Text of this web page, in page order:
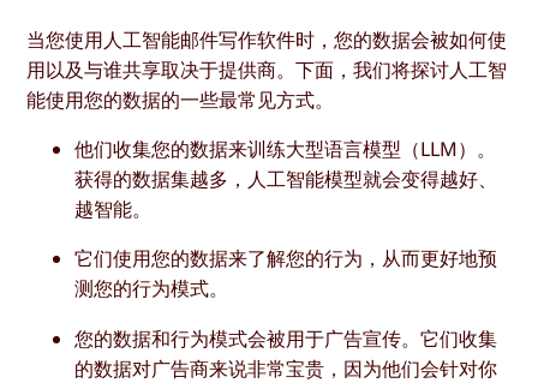
当您使用人工智能邮件写作软件时，您的数据会被如何使
用以及与谁共享取决于提供商。下面，我们将探讨人工智
能使用您的数据的一些最常见方式。
他们收集您的数据来训练大型语言模型（LLM）。
获得的数据集越多，人工智能模型就会变得越好、
越智能。
它们使用您的数据来了解您的行为，从而更好地预
测您的行为模式。
您的数据和行为模式会被用于广告宣传。它们收集
的数据对广告商来说非常宝贵，因为他们会针对你